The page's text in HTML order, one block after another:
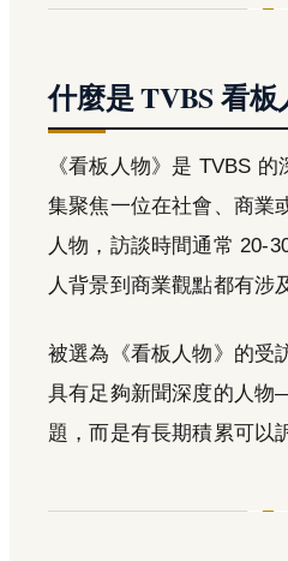
什麼是 TVBS 看板
《看板人物》是 TVBS
集聚焦一位在社會、商業
人物，訪談時間通常 20-
人背景到商業觀點都有涉
被選為《看板人物》的受
具有足夠新聞深度的人
題，而是有長期積累可以